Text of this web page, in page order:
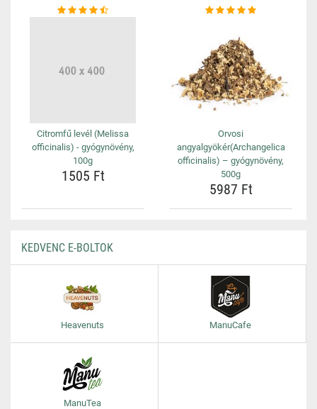
Citromfű levél (Melissa
officinalis) - gyógynövény,
100g
1505 Ft
Orvosi
angyalgyökér(Archangelica
officinalis) – gyógynövény,
500g
5987 Ft
KEDVENC E-BOLTOK
Heavenuts ManuCafe
ManuTea